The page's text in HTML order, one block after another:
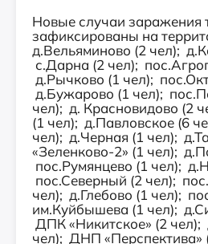
Новые случаи заражения
зафиксированы на
д.Вельяминово (2 чел);
с.Дарна (2 чел);
д.Рычково (1 чел);
д.Бужарово (1 чел);
чел); д. Красновидово (2
(1 чел); д.Павловское (6
чел); д.Черная (1 чел);
«Зеленково-2» (1 чел);
пос.Румянцево (1 чел);
пос.Северный (2 чел);
чел); д.Глебово (1 чел);
им.Куйбышева (1 чел);
ДПК «Никитское» (2 чел);
чел); ДНП «Перспектива»